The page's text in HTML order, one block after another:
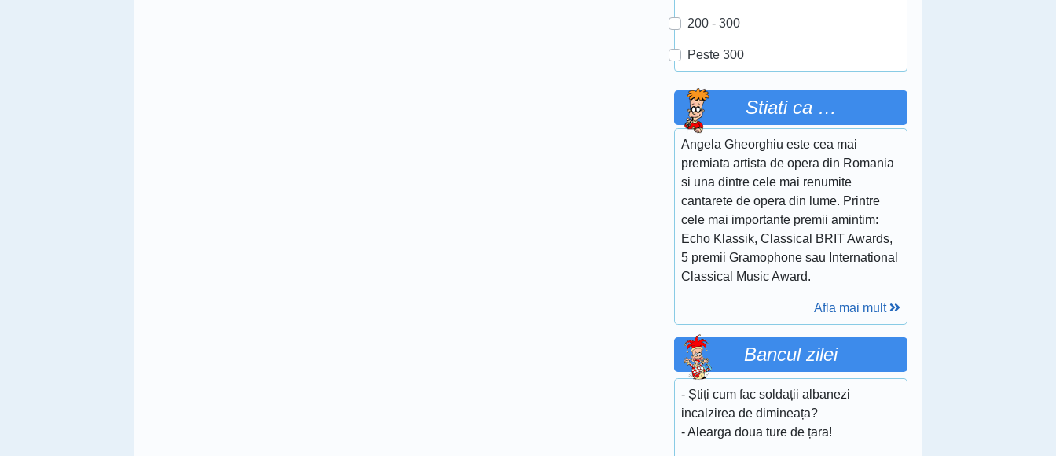
200 - 300
Peste 300
Stiati ca …
Angela Gheorghiu este cea mai
premiata artista de opera din Romania
si una dintre cele mai renumite
cantarete de opera din lume. Printre
cele mai importante premii amintim:
Echo Klassik, Classical BRIT Awards,
5 premii Gramophone sau International
Classical Music Award.
Afla mai mult
Bancul zilei
- Știți cum fac soldații albanezi
incalzirea de dimineața?
- Alearga doua ture de țara!